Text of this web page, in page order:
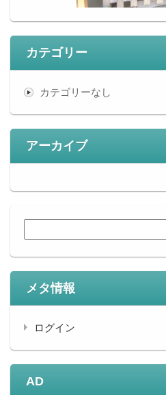
カテゴリー
カテゴリーなし
アーカイブ
索:
メタ情報
ログイン
AD